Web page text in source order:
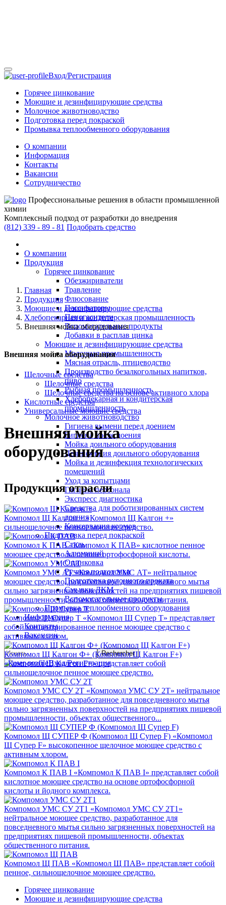
Вход/Регистрация
Горячее цинкование
Моющие и дезинфицирующие средства
Молочное животноводство
Подготовка перед покраской
Промывка теплообменного оборудования
О компании
Информация
Контакты
Вакансии
Сотрудничество
Профессиональные решения в области промышленной
химии
Комплексный подход от разработки до внедрения
(812) 339 - 89 - 81 Подобрать средство
О компании
Продукция
Горячее цинкование
Обезжириватели
Травление
Флюсование
Пассиваторы
Пеногасители
Вспомогательные продукты
Добавки в расплав цинка
Моющие и дезинфицирующие средства
Молочная промышленность
Мясная отрасль, птицеводство
Производство безалкогольных напитков,
пиво
Рыбная промышленность
Хлебопекарная и кондитерская
промышленность
Молочное животноводство
Гигиена вымени перед доением
Гигиена после доения
Мойка доильного оборудования
Дезинфекция доильного оборудования
Мойка и дезинфекция технологических
помещений
Уход за копытцами
Гигиена персонала
Экспресс диагностика
Средства для роботизированных систем
доения
Консервация кормов
Подготовка перед покраской
Сталь
Алюминий
Оцинковка
Ручная подготовка
Подготовка рулонного проката
Смывки ЛКМ
Вспомогательные продукты
Промывка теплообменного оборудования
Информация
Контакты
Вакансии
Вход/Регистрация
Главная
Продукция
Моющие и дезинфицирующие средства
Хлебопекарная и кондитерская промышленность
Внешняя мойка оборудования
Внешняя мойка оборудования
Щелочные средства
Щелочные средства
Щелочные средства на основе активного хлора
Кислотные средства
Универсальные моющие средства
Внешняя мойка
оборудования
Продукция отрасли
Компомол Щ Калгон + «Компомол Щ Калгон +»
сильнощелочное пенное моющее средство.
Компомол К ПАВ «Компомол К ПАВ» кислотное пенное
моющее средство на основе ортофосфорной кислоты.
Компомол УМС АТ «Компомол УМС АТ» нейтральное
моющее средство, разработанное для повседневного мытья
сильно загрязненных поверхностей на предприятиях пищевой
промышленности, объектах общественного питания.
Компомол Щ Супер Т «Компомол Щ Супер Т» представляет
собой концентрированное пенное моющее средство с
активным хлором.
Компомол Щ Калгон Ф+ (Компомол Щ Калгон F+)
«Компомол Щ Калгон F+» представляет собой
сильнощелочное пенное моющее средство.
Компомол УМС СУ 2Т «Компомол УМС СУ 2Т» нейтральное
моющее средство, разработанное для повседневного мытья
сильно загрязненных поверхностей на предприятиях пищевой
промышленности, объектах общественного...
Компомол Щ СУПЕР Ф (Компомол Щ Супер F) «Компомол
Щ Супер F» высокопенное щелочное моющее средство с
активным хлором.
Компомол К ПАВ I «Компомол К ПАВ I» представляет собой
кислотное моющее средство на основе ортофосфорной
кислоты и йодного комплекса.
Компомол УМС СУ 2Т1 «Компомол УМС СУ 2Т1»
нейтральное моющее средство, разработанное для
повседневного мытья сильно загрязненных поверхностей на
предприятиях пищевой промышленности, объектах
общественного питания.
Компомол Щ ПАВ «Компомол Щ ПАВ» представляет собой
пенное, сильнощелочное моющее средство.
Горячее цинкование
Моющие и дезинфицирующие средства